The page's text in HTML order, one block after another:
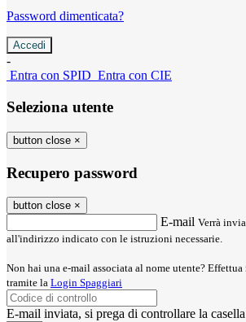
Password dimenticata?
-
Entra con SPID Entra con CIE
Seleziona utente
button close ×
Recupero password
button close ×
E-mail Verrà
all'indirizzo indicato con le istruzioni necessarie.
Non hai una e-mail associata al nome utente?
tramite la Login Spaggiari
E-mail inviata, si prega di controllare la